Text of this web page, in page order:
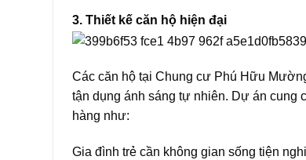
3. Thiết kế căn hộ hiện đại
Các căn hộ tại Chung cư Phú Hữu
tận dụng ánh sáng tự nhiên. Dự án cung
hàng như:
Gia đình trẻ cần không gian sống tiện nghi